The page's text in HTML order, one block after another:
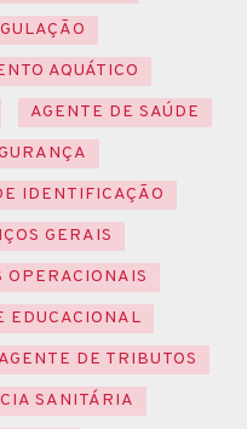
AQUÁTICO
AGENTE DE SAÚDE
IDENTIFICAÇÃO
GERAIS
OPERACIONAIS
EDUCACIONAL
AGENTE DE TRIBUTOS
SANITÁRIA